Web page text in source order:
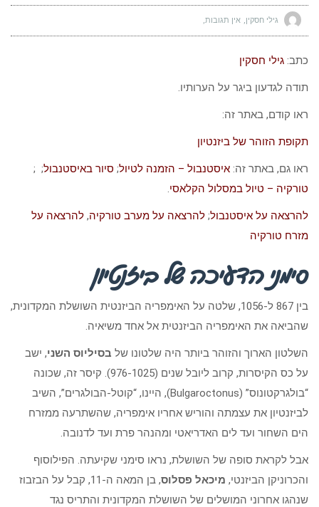
גילי חסקין אין תגובות
כתב: גילי חסקין
תודה לגדעון ביגר על הערותיו.
ראו קודם, באתר זה:
תקופת הזוהר של ביזנטיון
ראו גם, באתר זה: איסטנבול – הזמנה לטיול; סיור באיסטנבול; ;
טורקיה – טיול במסלול הקלאסי.
להרצאה על איסטנבול; להרצאה על מערב טורקיה, להרצאה על
מזרח טורקיה
סימני הדעיכה של ביזנטיון
בין 867 ל-1056, שלטה על האימפריה הביזנטית השושלת המקדונית,
שהביאה את האימפריה הביזנטית אל אחד משיאיה.
השלטון הארוך והזוהר ביותר היה שלטונו של בסיליוס השני, ישב
על כס הקיסרות, קרוב ליובל שנים (976-1025). קיסר זה, שכונה
“בולגרקטונוס” (Bulgaroctonus), היינו, “קוטל-הבולגרים”, השיב
לביזנטיון את עצמתה והוריש אחריו אימפריה, שהשתרעה ממזרח
הים השחור ועד לים האדריאטי ומהנהר פרת ועד לדנובה.
אבל לקראת סופה של השושלת, נראו סימני שקיעתה. הפילוסוף
והכרוניקן הביזנטי, מיכאל פסלוס
, בן המאה ה-11, קבל על הבזבוז
שנהגו אחרוני המושלים של השושלת המקדונית והתריס נגד